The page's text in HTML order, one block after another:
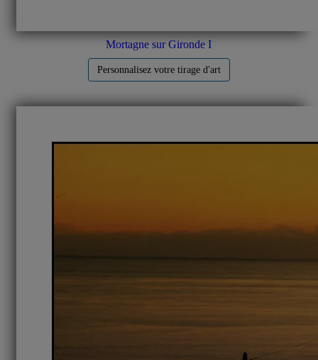
Mortagne sur Gironde I
Personnalisez votre tirage d'art